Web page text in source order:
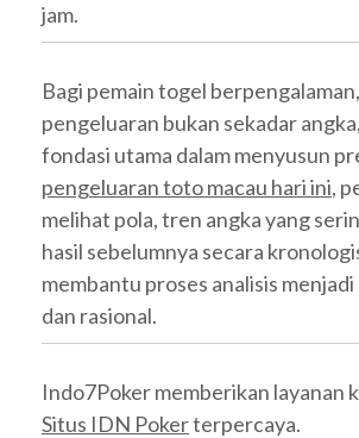
jam.
Bagi pemain togel
pengeluaran bukan sekadar
fondasi utama dalam menyusun
pengeluaran toto macau hari ini,
melihat pola, tren angka yang
hasil sebelumnya secara
membantu proses analisis
dan rasional.
Indo7Poker memberikan layanan
Situs IDN Pokerterpercaya.